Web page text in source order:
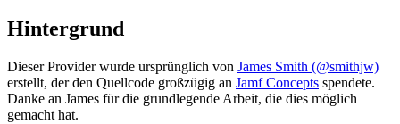
Hintergrund
Dieser Provider wurde ursprünglich von James Smith (@smithjw)
erstellt, der den Quellcode großzügig an Jamf Concepts spendete.
Danke an James für die grundlegende Arbeit, die dies möglich
gemacht hat.